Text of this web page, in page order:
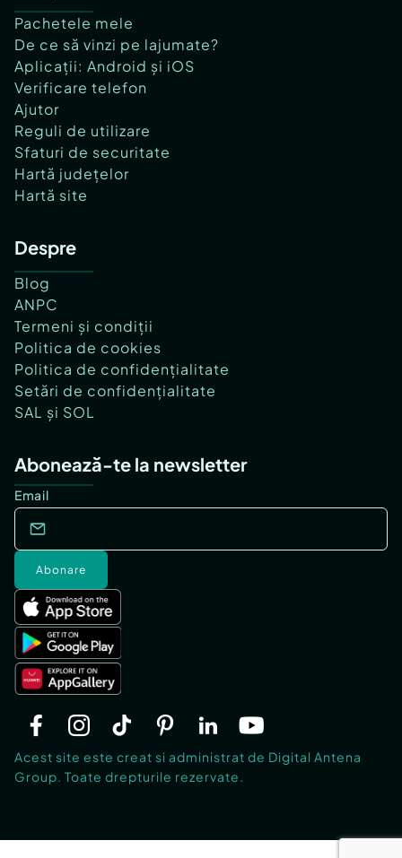
Pachetele mele
De ce să vinzi pe lajumate?
Aplicații: Android și iOS
Verificare telefon
Ajutor
Reguli de utilizare
Sfaturi de securitate
Hartă județelor
Hartă site
Despre
Blog
ANPC
Termeni și condiții
Politica de cookies
Politica de confidențialitate
Setări de confidențialitate
SAL și SOL
Abonează-te la newsletter
Email
Abonare
Acest site este creat si administrat de Digital Antena
Group. Toate drepturile rezervate.